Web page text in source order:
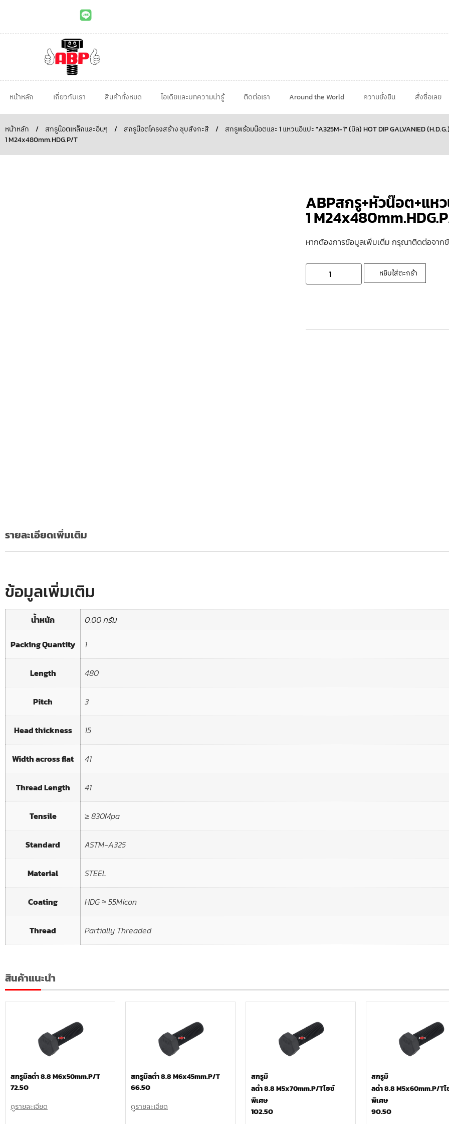
หน้าหลัก เกี่ยวกับเรา สินค้าทั้งหมด ไอเดียและบทความน่ารู้ ติดต่อเรา Around the World ความยั่งยืน สั่งซื้อเลย
หน้าหลัก / สกรูน๊อตเหล็กและอื่นๆ / สกรูน๊อตโครงสร้าง ชุบสังกะสี / สกรูพร้อมน๊อตและ 1 แหวนอีแปะ "A325M-1" (มิล) HOT DIP GALVANIED (H.D.G.)
1 M24x480mm.HDG.P/T
ABPสกรู+หัวน๊อต+แห
1
หากต้องการข้อมูลเพิ่มเติ่ม กรุณาติดต่อจาก
หยิบใส่ตะกร้า
รายละเอียดเพิ่มเติม
ข้อมูลเพิ่มเติม
น้ำหนัก 0.00 กรัม
Packing Quantity 1
Length 480
Pitch 3
Head thickness 15
Width across flat 41
Thread Length 41
Tensile ≥ 830Mpa
Standard ASTM-A325
Material STEEL
Coating HDG ≈ 55Micon
Thread Partially Threaded
สินค้าแนะนำ
สกรูมิลดำ 8.8 M6x50mm.P/T
72.50
ดูรายละเอียด
สกรูมิลดำ 8.8 M6x45mm.P/T
66.50
ดูรายละเอียด
สกรูมิ
ลดำ 8.8 M5x70mm.P/Tไซซ์
พิเศษ
102.50
สกรูมิ
ลดำ 8.8 M5x60mm.P/T
พิเศษ
90.50